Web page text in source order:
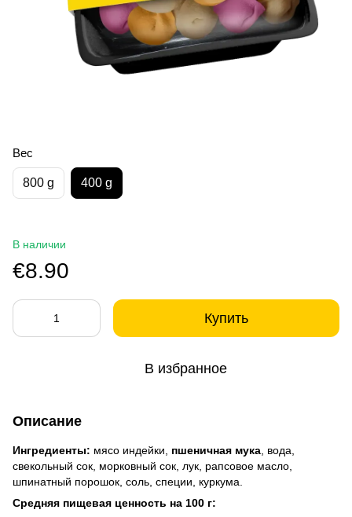
Вес
800 g 400 g
В наличии
€8.90
Купить
В избранное
Описание
Ингредиенты: мясо индейки, пшеничная мука , вода,
свекольный сок, морковный сок, лук, рапсовое масло,
шпинатный порошок, соль, специи, куркума.
Средняя пищевая ценность на 100 г: